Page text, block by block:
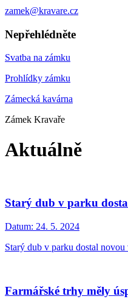
zamek@kravare.cz
Nepřehlédněte
Svatba na zámku
Prohlídky zámku
Zámecká kavárna
Zámek Kravaře
Aktuálně
Starý dub v parku
Datum: 24. 5. 2024
Starý dub v parku dostal novou
Farmářské trhy měly